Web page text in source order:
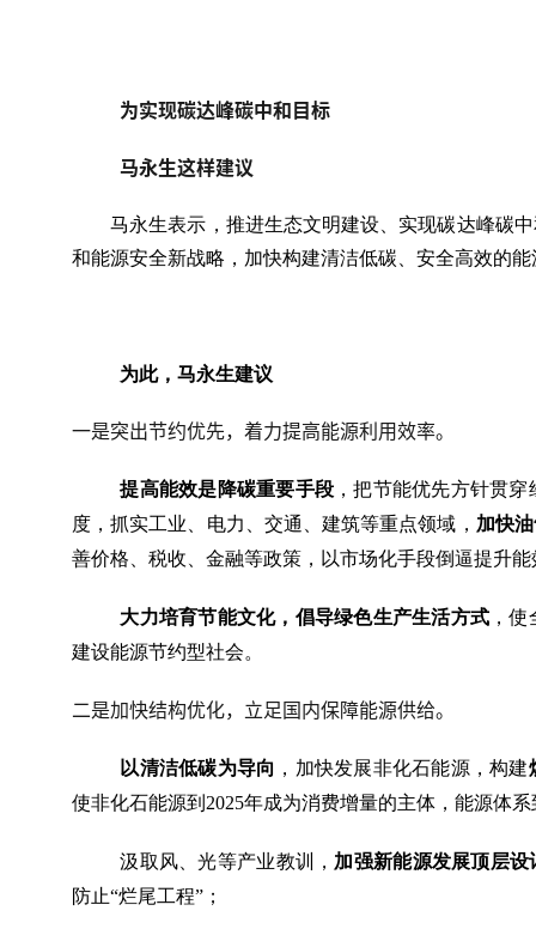
为实现碳达峰碳中和目标
马永生这样建议
马永生表示，推进生态文明建设、实现碳达峰碳
和能源安全新战略，加快构建清洁低碳、安全高效的
为此，马永生建议
一是突出节约优先，着力提高能源利用效率。
提高能效是降碳重要手段 ，把节能优先方针贯
度，抓实工业、电力、交通、建筑等重点领域， 加快
善价格、税收、金融等政策，以市场化手段倒逼提升能
大力培育节能文化，倡导绿色生产生活方式 ，
建设能源节约型社会。
二是加快结构优化，立足国内保障能源供给。
以清洁低碳为导向 ，加快发展非化石能源，构建
使非化石能源到2025年成为消费增量的主体，能源体系
汲取风、光等产业教训， 加强新能源发展顶层设
防止“烂尾工程”；